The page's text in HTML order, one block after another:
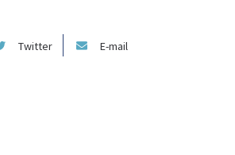
Twitter E-mail